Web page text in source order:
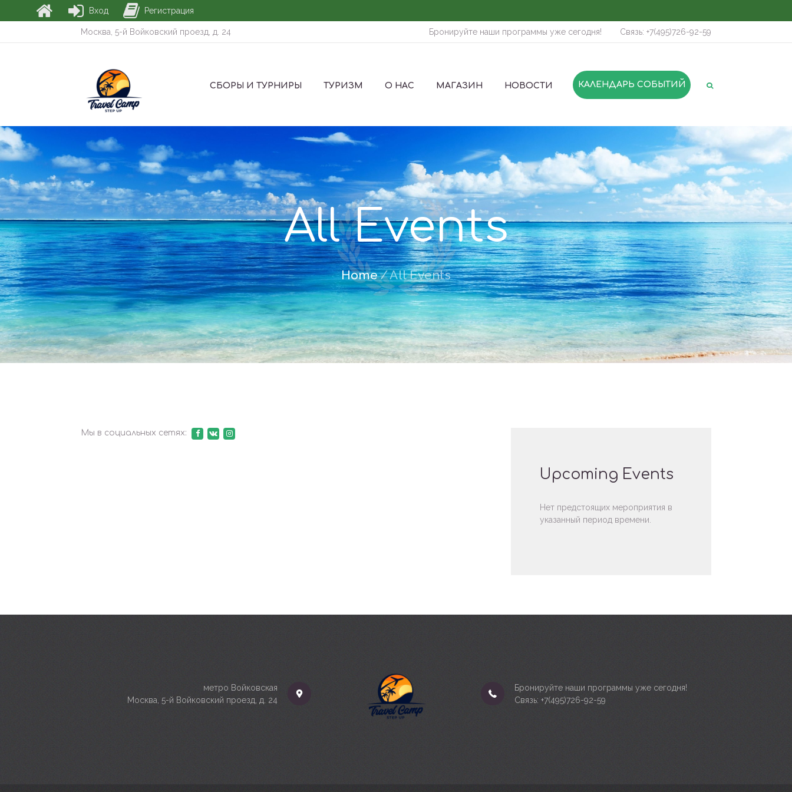
Москва, 5-й Войковский проезд, д. 24 Бронируйте наши программы уже сегодня! Связь: +7(495)726-92-59
СБОРЫ И ТУРНИРЫ ТУРИЗМ О НАС МАГАЗИН НОВОСТИ КАЛЕНДАРЬ СОБЫТИЙ
All Events
Home All Events
Мы в социальных сетях:
Upcoming Events
Нет предстоящих мероприятия в
указанный период времени.
метро Войковская
Москва, 5-й Войковский проезд, д. 24
Бронируйте наши программы уже сегодня!
Связь: +7(495)726-92-59
Вход Регистрация